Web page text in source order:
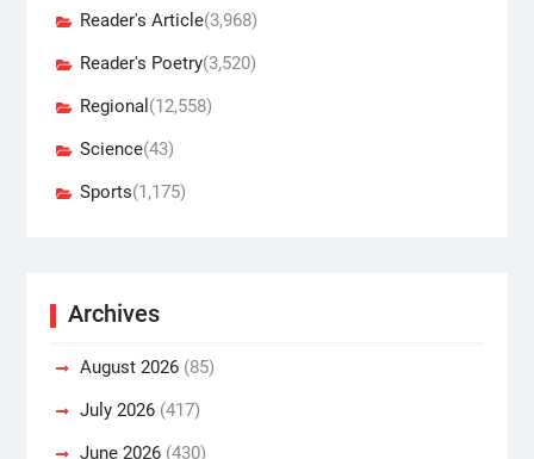
Reader's Article(3,968)
Reader's Poetry(3,520)
Regional (12,558)
Science(43)
Sports(1,175)
Archives
August 2026(85)
July 2026(417)
June 2026(430)